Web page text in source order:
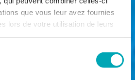
que vous leur avez fournies
lors de votre utilisation de leurs